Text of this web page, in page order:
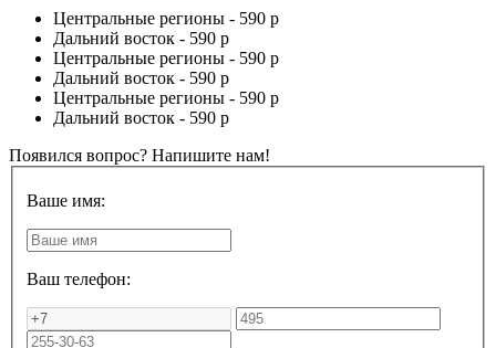
Центральные регионы - 590 р
Дальний восток - 590 р
Центральные регионы - 590 р
Дальний восток - 590 р
Центральные регионы - 590 р
Дальний восток - 590 р
Появился вопрос? Напишите нам!
Ваше имя:
Ваш телефон: